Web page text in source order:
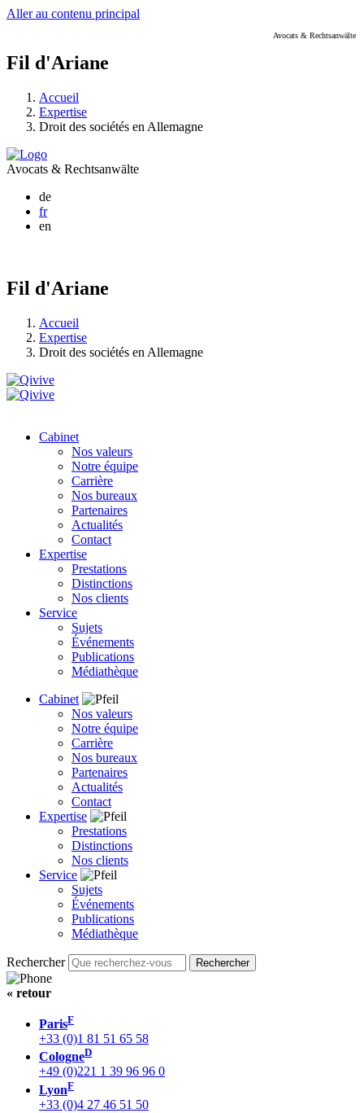
Aller au contenu principal
Avocats & Rechtsanwälte
Fil d'Ariane
Accueil
Expertise
Droit des sociétés en Allemagne
Avocats & Rechtsanwälte
de
fr
en
Fil d'Ariane
Accueil
Expertise
Droit des sociétés en Allemagne
Cabinet
Nos valeurs
Notre équipe
Carrière
Nos bureaux
Partenaires
Actualités
Contact
Expertise
Prestations
Distinctions
Nos clients
Service
Sujets
Événements
Publications
Médiathèque
Cabinet
Nos valeurs
Notre équipe
Carrière
Nos bureaux
Partenaires
Actualités
Contact
Expertise
Prestations
Distinctions
Nos clients
Service
Sujets
Événements
Publications
Médiathèque
Rechercher
« retour
ParisF
+33 (0)1 81 51 65 58
CologneD
+49 (0)221 1 39 96 96 0
LyonF
+33 (0)4 27 46 51 50